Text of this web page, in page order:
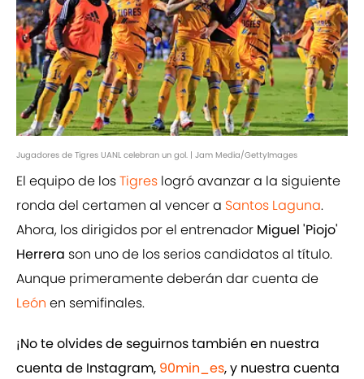
Jugadores de Tigres UANL celebran un gol. | Jam Media/GettyImages
El equipo de losTigres logró avanzar a la siguiente
ronda del certamen al vencer a Santos Laguna.
Ahora, los dirigidos por el entrenador Miguel 'Piojo'
Herrera son uno de los serios candidatos al título.
Aunque primeramente deberán dar cuenta de
León en semifinales.
¡No te olvides de seguirnos también en nuestra
cuenta de Instagram, 90min_es, y nuestra cuenta